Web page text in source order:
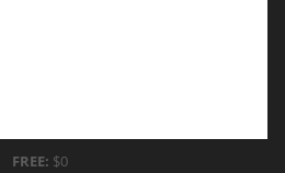
FREE: $0